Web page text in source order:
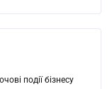
події бізнесу